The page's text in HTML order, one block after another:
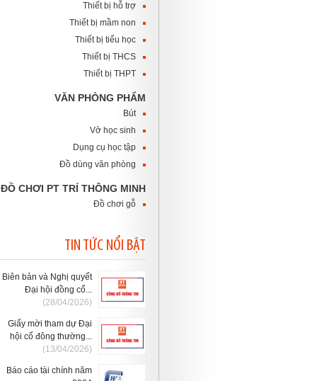
Thiết bị hỗ trợ
Thiết bị mầm non
Thiết bị tiểu học
Thiết bị THCS
Thiết bị THPT
VĂN PHÒNG PHẨM
Bút
Vở học sinh
Dụng cụ học tập
Đồ dùng văn phòng
ĐỒ CHƠI PT TRÍ THÔNG MINH
Đồ chơi gỗ
TIN TỨC NỔI BẬT
Biên bản và Nghị quyết
Đại hội đồng cổ...
(28/04/2026)
Giấy mời tham dự Đại
hội cổ đông thường...
(13/04/2026)
Báo cáo tài chính năm